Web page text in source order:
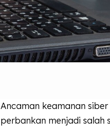
Ancaman keamanan
perbankan menjadi